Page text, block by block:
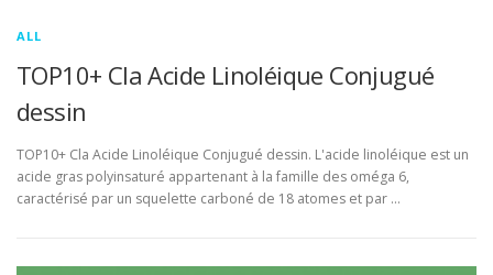
ALL
TOP10+ Cla Acide Linoléique Conjugué
dessin
TOP10+ Cla Acide Linoléique Conjugué dessin. L'acide linoléique est un
acide gras polyinsaturé appartenant à la famille des oméga 6,
caractérisé par un squelette carboné de 18 atomes et par …